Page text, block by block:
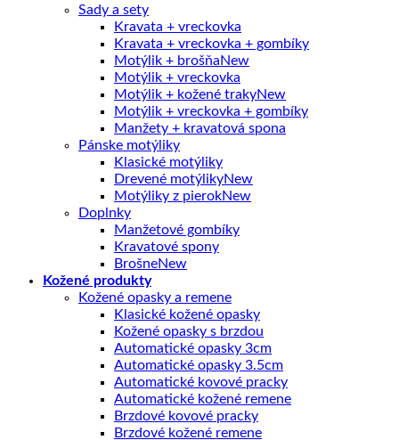
Sady a sety
Kravata + vreckovka
Kravata + vreckovka + gombíky
Motýlik + brošňa
Motýlik + vreckovka
Motýlik + kožené traky
Motýlik + vreckovka + gombíky
Manžety + kravatová spona
Pánske motýliky
Klasické motýliky
Drevené motýliky
Motýliky z pierok
Doplnky
Manžetové gombíky
Kravatové spony
Brošne
Kožené produkty
Kožené opasky a remene
Klasické kožené opasky
Kožené opasky s brzdou
Automatické opasky 3cm
Automatické opasky 3.5cm
Automatické kovové pracky
Automatické kožené remene
Brzdové kovové pracky
Brzdové kožené remene